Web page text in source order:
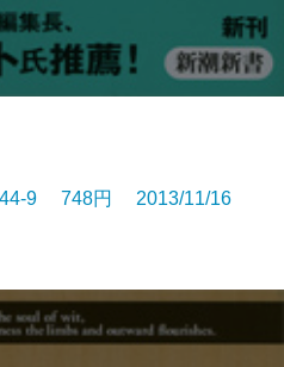
9 748円 2013/11/16